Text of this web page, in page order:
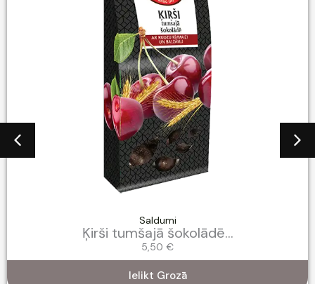
Saldumi
Ķirši tumšajā šokolādē...
5,50 €
Ielikt Grozā